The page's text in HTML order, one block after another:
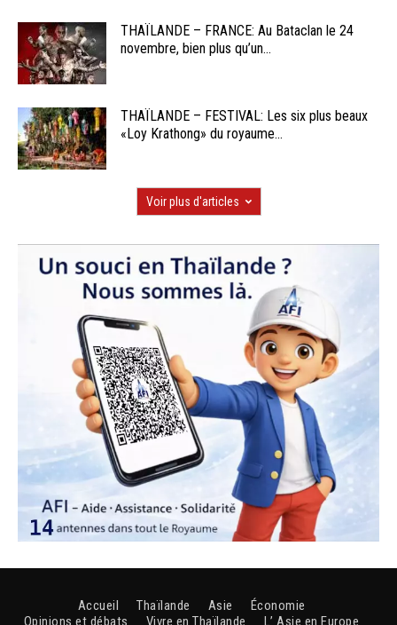
THAÏLANDE – FRANCE: Au Bataclan le 24
novembre, bien plus qu’un...
THAÏLANDE – FESTIVAL: Les six plus beaux
«Loy Krathong» du royaume...
Voir plus d'articles
Accueil Thaïlande Asie
Économie
Opinions et débats
Vivre en Thaïlande L’ Asie en Europe